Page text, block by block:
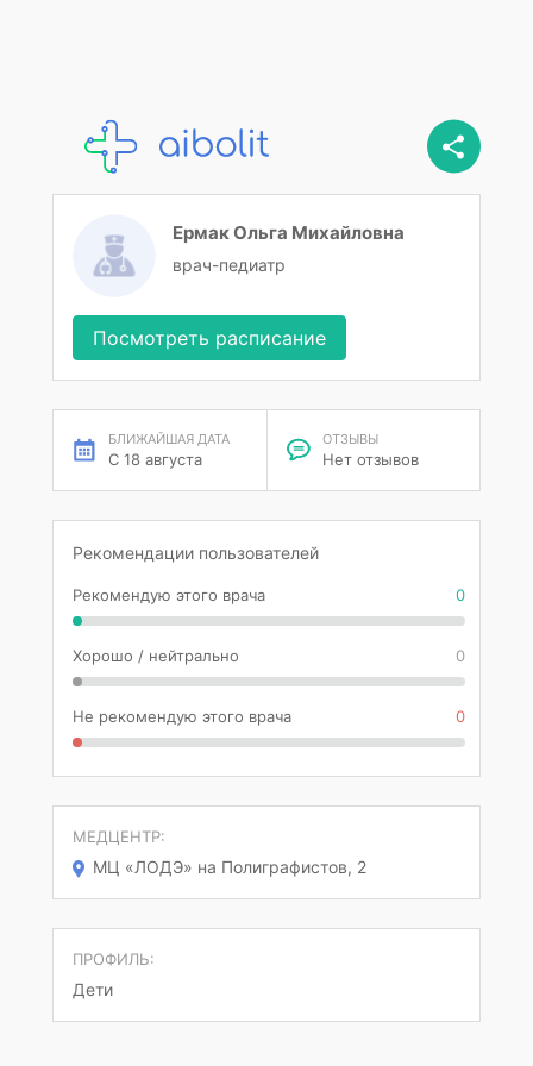
Ермак Ольга Михайловна
врач-педиатр
Посмотреть расписание
БЛИЖАЙШАЯ ДАТА
С 18 августа
ОТЗЫВЫ
Нет отзывов
Рекомендации пользователей
Рекомендую этого врача 0
Хорошо / нейтрально 0
Не рекомендую этого врача 0
МЕДЦЕНТР:
МЦ «ЛОДЭ» на Полиграфистов, 2
ПРОФИЛЬ:
Дети